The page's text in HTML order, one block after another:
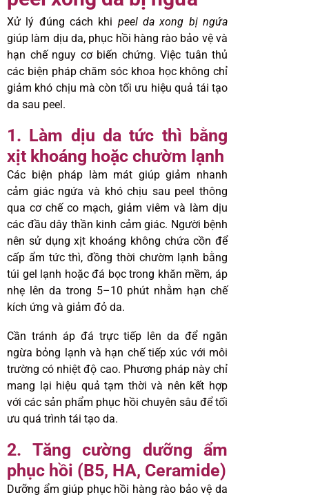
Xử lý đúng cách khi peel da xong bị ngứa
giúp làm dịu da, phục hồi hàng rào bảo vệ và
hạn chế nguy cơ biến chứng. Việc tuân thủ
các biện pháp chăm sóc khoa học không chỉ
giảm khó chịu mà còn tối ưu hiệu quả tái tạo
da sau peel.
1. Làm dịu da tức thì bằng
xịt khoáng hoặc chườm lạnh
Các biện pháp làm mát giúp giảm nhanh
cảm giác ngứa và khó chịu sau peel thông
qua cơ chế co mạch, giảm viêm và làm dịu
các đầu dây thần kinh cảm giác. Người bệnh
nên sử dụng xịt khoáng không chứa cồn để
cấp ẩm tức thì, đồng thời chườm lạnh bằng
túi gel lạnh hoặc đá bọc trong khăn mềm, áp
nhẹ lên da trong 5–10 phút nhằm hạn chế
kích ứng và giảm đỏ da.
Cần tránh áp đá trực tiếp lên da để ngăn
ngừa bỏng lạnh và hạn chế tiếp xúc với môi
trường có nhiệt độ cao. Phương pháp này chỉ
mang lại hiệu quả tạm thời và nên kết hợp
với các sản phẩm phục hồi chuyên sâu để tối
ưu quá trình tái tạo da.
2. Tăng cường dưỡng ẩm
phục hồi (B5, HA, Ceramide)
Dưỡng ẩm giúp phục hồi hàng rào bảo vệ da